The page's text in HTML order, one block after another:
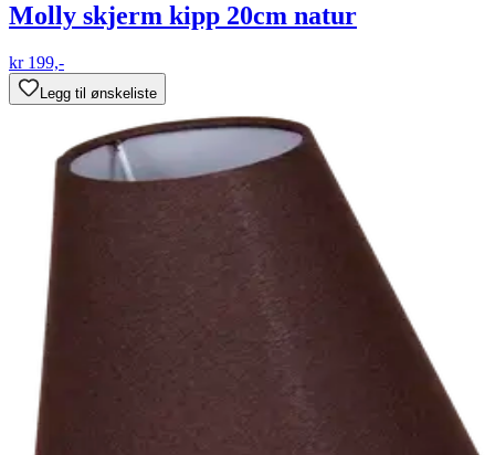
Molly skjerm kipp 20cm natur
kr 199,-
Legg til ønskeliste